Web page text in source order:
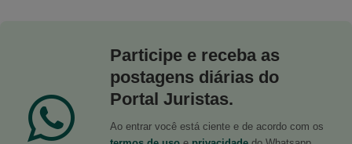
Participe e receba as
postagens diárias do
Portal Juristas.
Ao entrar você está ciente e de acordo com os